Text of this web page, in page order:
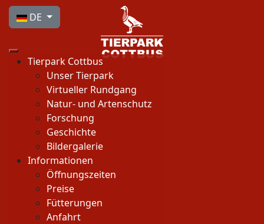
Sprache auswählen
DE
Tierpark Cottbus
Unser Tierpark
Virtueller Rundgang
Natur- und Artenschutz
Forschung
Geschichte
Bildergalerie
Informationen
Öffnungszeiten
Preise
Fütterungen
Anfahrt